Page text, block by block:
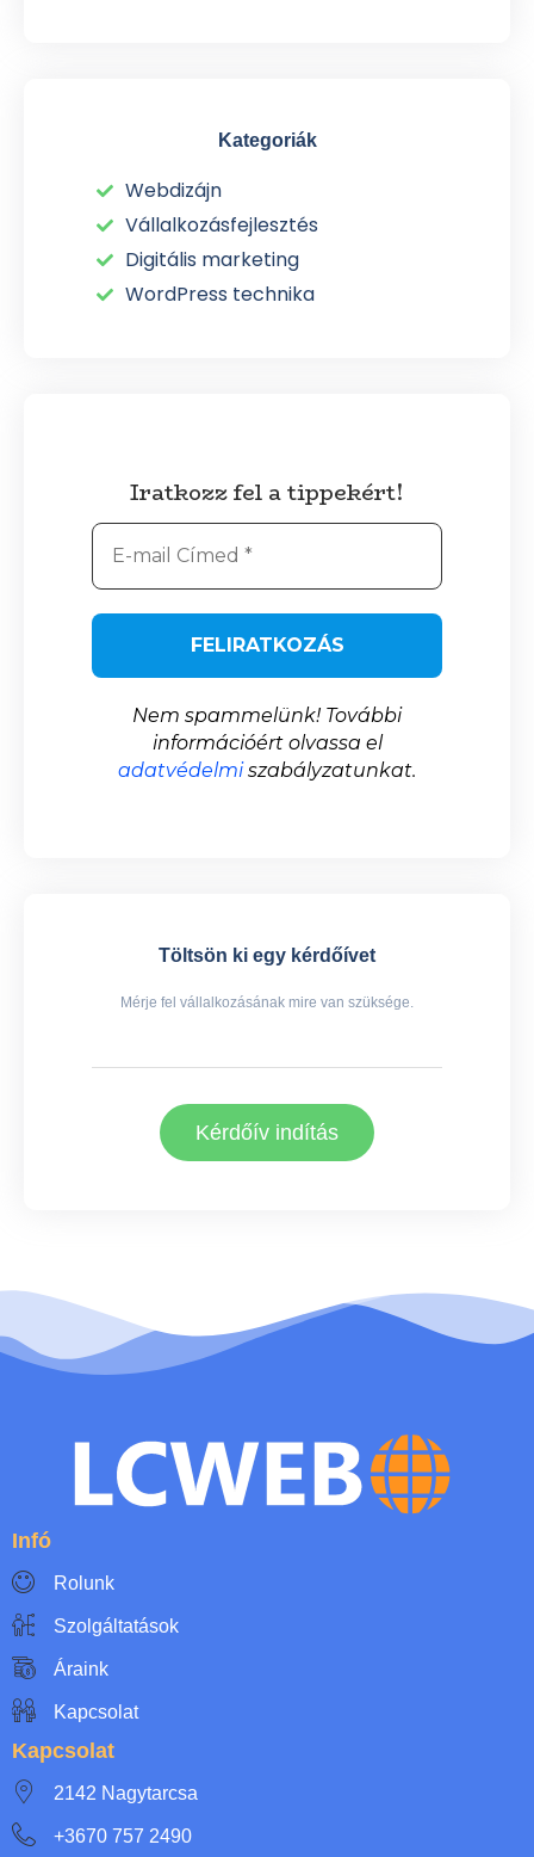
Kategoriák
Webdizájn
Vállalkozásfejlesztés
Digitális marketing
WordPress technika
Iratkozz fel a tippekért!
Nem spammelünk! További
információért olvassa el
adatvédelmiszabályzatunkat.
Töltsön ki egy kérdőívet
Mérje fel vállalkozásának mire van szüksége.
Kérdőív indítás
Infó
Rolunk
Szolgáltatások
Áraink
Kapcsolat
Kapcsolat
2142 Nagytarcsa
+3670 757 2490